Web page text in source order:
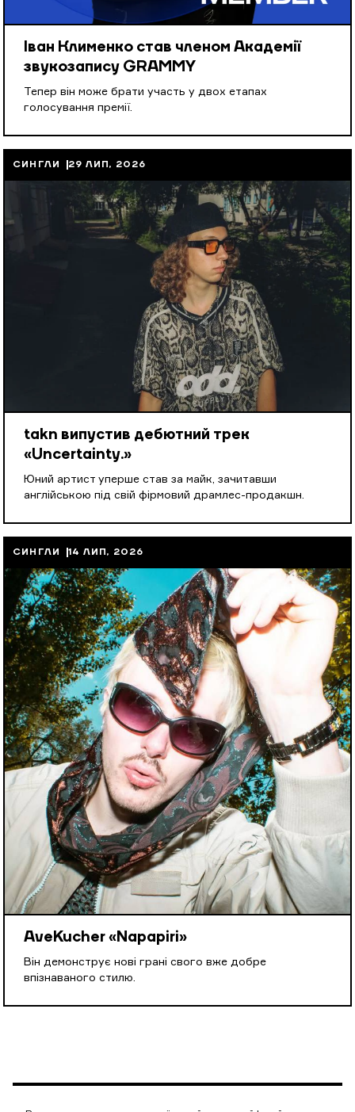
Іван Клименко став членом Академії
звукозапису GRAMMY
Тепер він може брати участь у двох етапах
голосування премії.
СИНГЛИ 29 ЛИП, 2026
takn випустив дебютний трек
«Uncertainty.»
Юний артист уперше став за майк, зачитавши
англійською під свій фірмовий драмлес-продакшн.
СИНГЛИ 14 ЛИП, 2026
AveKucher «Napapiri»
Він демонструє нові грані свого вже добре
впізнаваного стилю.